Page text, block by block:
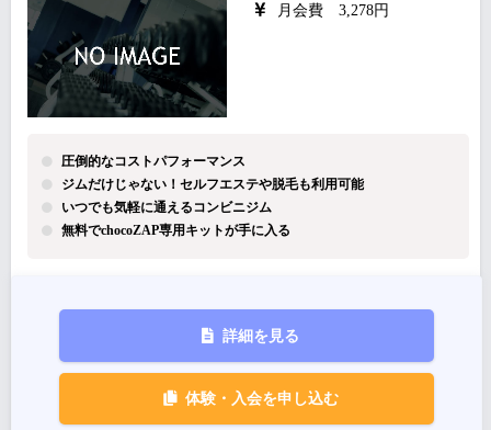
月会費 3,278円
圧倒的なコストパフォーマンス
ジムだけじゃない！セルフエステや脱毛も利用可能
いつでも気軽に通えるコンビニジム
無料でchocoZAP専用キットが手に入る
詳細を見る
体験・入会を申し込む